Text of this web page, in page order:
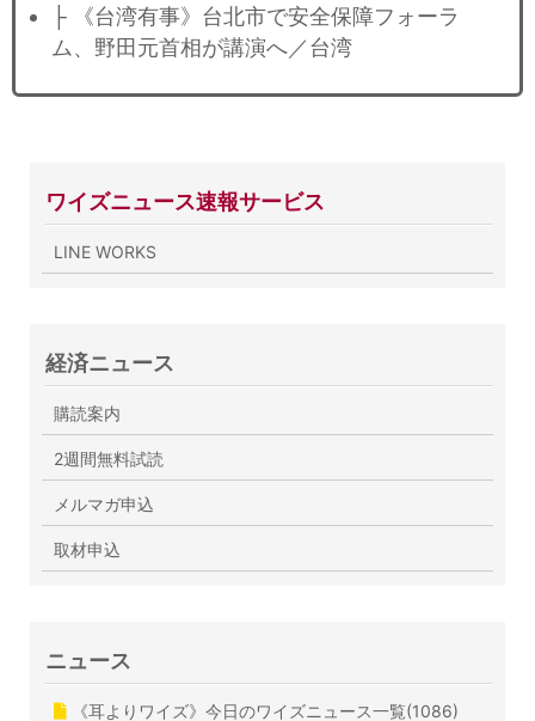
├ 《台湾有事》台北市で安全保障フォーラ
ム、野田元首相が講演へ／台湾
ワイズニュース速報サービス
LINE WORKS
経済ニュース
購読案内
2週間無料試読
メルマガ申込
取材申込
ニュース
《耳よりワイズ》今日のワイズニュース一覧(1086)